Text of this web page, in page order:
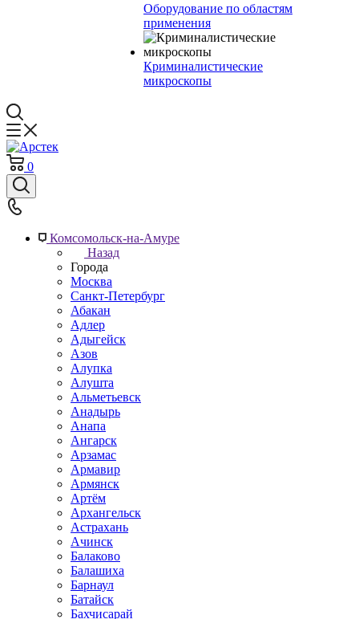
Оборудование по областям
применения
Криминалистические
микроскопы
0
Комсомольск-на-Амуре
Назад
Города
Москва
Санкт-Петербург
Абакан
Адлер
Адыгейск
Азов
Алупка
Алушта
Альметьевск
Анадырь
Анапа
Ангарск
Арзамас
Армавир
Армянск
Артём
Архангельск
Астрахань
Ачинск
Балаково
Балашиха
Барнаул
Батайск
Бахчисарай